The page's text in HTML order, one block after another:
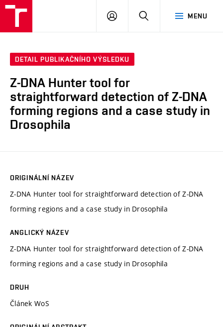
MENU
PŘIHLÁSIT
DETAIL PUBLIKAČNÍHO VÝSLEDKU
Z-DNA Hunter tool for
straightforward detection of Z-DNA
forming regions and a case study in
Drosophila
ORIGINÁLNÍ NÁZEV
Z-DNA Hunter tool for straightforward detection of Z-DNA
forming regions and a case study in Drosophila
ANGLICKÝ NÁZEV
Z-DNA Hunter tool for straightforward detection of Z-DNA
forming regions and a case study in Drosophila
DRUH
Článek WoS